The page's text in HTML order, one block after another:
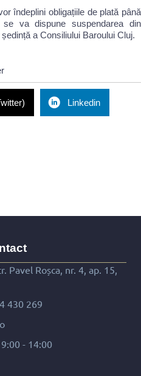
îndeplini obligațiile de plată până
va dispune suspendarea din
a Consiliului Baroului Cluj.
Linkedin
Pavel Roșca, nr. 4, ap. 15,
430 269
- 14:00